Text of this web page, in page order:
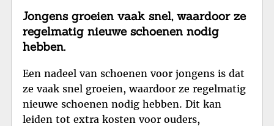
Jongens groeien vaak snel, waardoor ze
regelmatig nieuwe schoenen nodig
hebben.
Een nadeel van schoenen voor jongens is dat
ze vaak snel groeien, waardoor ze regelmatig
nieuwe schoenen nodig hebben. Dit kan
leiden tot extra kosten voor ouders,